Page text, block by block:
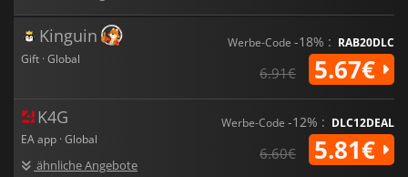
Kinguin
Gift · Global
Werbe-Code -18% : RAB20DLC
6.91€ 5.67€
K4G
EA app · Global
ähnliche Angebote
Werbe-Code -12% : DLC12DEAL
6.60€ 5.81€